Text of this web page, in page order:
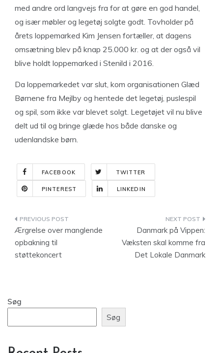
med andre ord langvejs fra for at gøre en god handel,
og især møbler og legetøj solgte godt. Tovholder på
årets loppemarked Kim Jensen fortæller, at dagens
omsætning blev på knap 25.000 kr. og at der også vil
blive holdt loppemarked i Stenild i 2016.
Da loppemarkedet var slut, kom organisationen Glæd
Børnene fra Mejlby og hentede det legetøj, puslespil
og spil, som ikke var blevet solgt. Legetøjet vil nu blive
delt ud til og bringe glæde hos både danske og
udenlandske børn.
FACEBOOK TWITTER
PINTEREST LINKEDIN
Indlægsnavigation
Ærgrelse over manglende
opbakning til
støttekoncert
Danmark på Vippen:
Væksten skal komme fra
Det Lokale Danmark
Søg
Søg